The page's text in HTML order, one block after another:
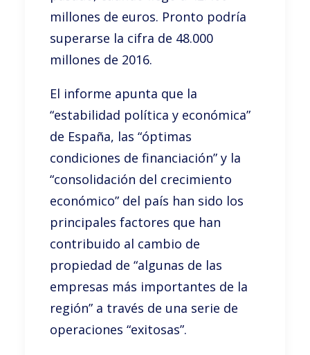
millones de euros. Pronto podría
superarse la cifra de 48.000
millones de 2016.
El informe apunta que la
“estabilidad política y económica”
de España, las “óptimas
condiciones de financiación” y la
“consolidación del crecimiento
económico” del país han sido los
principales factores que han
contribuido al cambio de
propiedad de “algunas de las
empresas más importantes de la
región” a través de una serie de
operaciones “exitosas”.